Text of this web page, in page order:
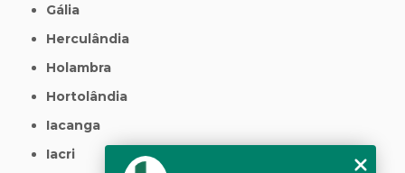
Gália
Herculândia
Holambra
Hortolândia
Iacanga
Iacri